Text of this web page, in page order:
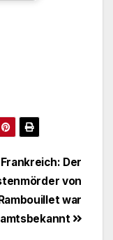
Frankreich: Der
von
Rambouillet war
amtsbekannt